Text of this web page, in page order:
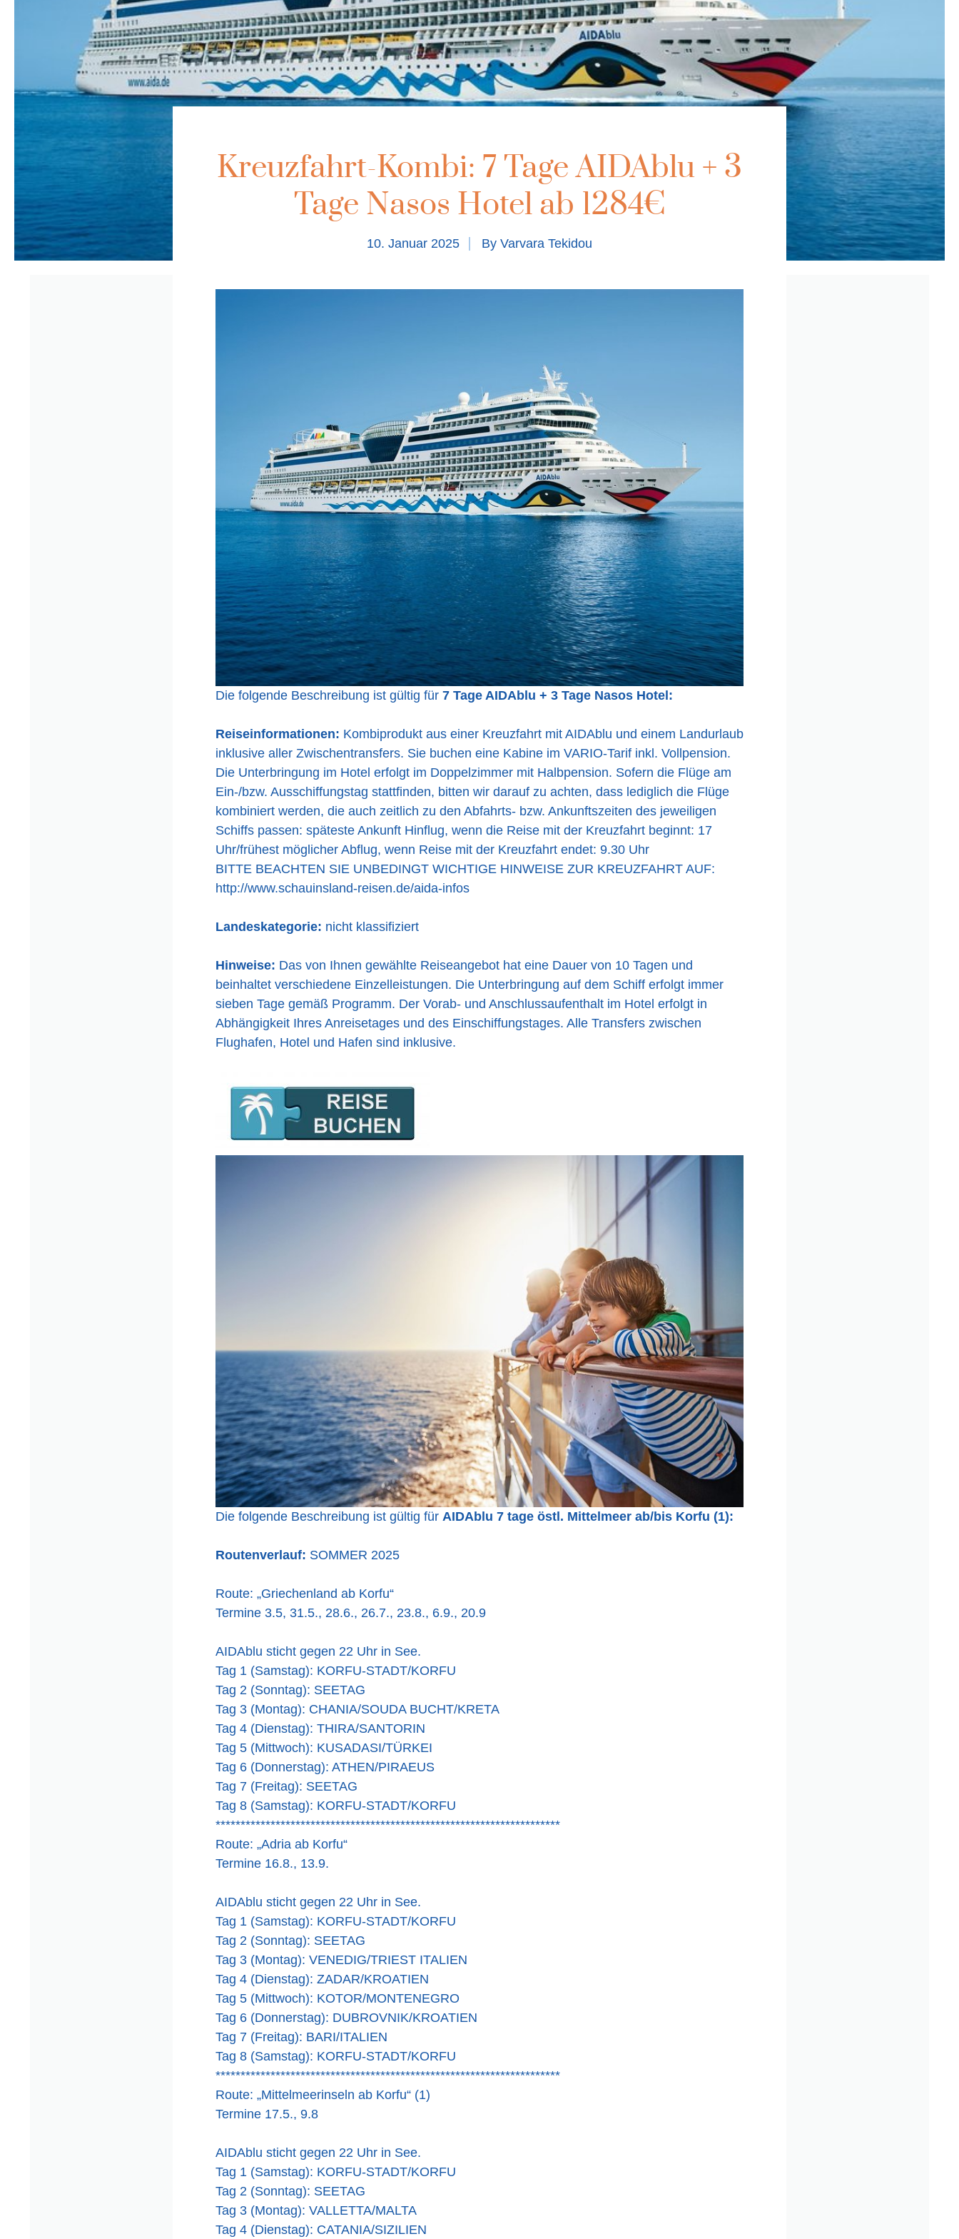
Kreuzfahrt-Kombi: 7 Tage AIDAblu + 3
Tage Nasos Hotel ab 1284€
10. Januar 2025 By Varvara Tekidou
Die folgende Beschreibung ist gültig für 7 Tage AIDAblu + 3 Tage Nasos Hotel:
Reiseinformationen: Kombiprodukt aus einer Kreuzfahrt mit AIDAblu und einem Landurlaub
inklusive aller Zwischentransfers. Sie buchen eine Kabine im VARIO-Tarif inkl. Vollpension.
Die Unterbringung im Hotel erfolgt im Doppelzimmer mit Halbpension. Sofern die Flüge am
Ein-/bzw. Ausschiffungstag stattfinden, bitten wir darauf zu achten, dass lediglich die Flüge
kombiniert werden, die auch zeitlich zu den Abfahrts- bzw. Ankunftszeiten des jeweiligen
Schiffs passen: späteste Ankunft Hinflug, wenn die Reise mit der Kreuzfahrt beginnt: 17
Uhr/frühest möglicher Abflug, wenn Reise mit der Kreuzfahrt endet: 9.30 Uhr
BITTE BEACHTEN SIE UNBEDINGT WICHTIGE HINWEISE ZUR KREUZFAHRT AUF:
http://www.schauinsland-reisen.de/aida-infos
Landeskategorie: nicht klassifiziert
Hinweise: Das von Ihnen gewählte Reiseangebot hat eine Dauer von 10 Tagen und
beinhaltet verschiedene Einzelleistungen. Die Unterbringung auf dem Schiff erfolgt immer
sieben Tage gemäß Programm. Der Vorab- und Anschlussaufenthalt im Hotel erfolgt in
Abhängigkeit Ihres Anreisetages und des Einschiffungstages. Alle Transfers zwischen
Flughafen, Hotel und Hafen sind inklusive.
Die folgende Beschreibung ist gültig für AIDAblu 7 tage östl. Mittelmeer ab/bis Korfu (1):
Routenverlauf: SOMMER 2025
Route: „Griechenland ab Korfu“
Termine 3.5, 31.5., 28.6., 26.7., 23.8., 6.9., 20.9
AIDAblu sticht gegen 22 Uhr in See.
Tag 1 (Samstag): KORFU-STADT/KORFU
Tag 2 (Sonntag): SEETAG
Tag 3 (Montag): CHANIA/SOUDA BUCHT/KRETA
Tag 4 (Dienstag): THIRA/SANTORIN
Tag 5 (Mittwoch): KUSADASI/TÜRKEI
Tag 6 (Donnerstag): ATHEN/PIRAEUS
Tag 7 (Freitag): SEETAG
Tag 8 (Samstag): KORFU-STADT/KORFU
*********************************************************************
Route: „Adria ab Korfu“
Termine 16.8., 13.9.
AIDAblu sticht gegen 22 Uhr in See.
Tag 1 (Samstag): KORFU-STADT/KORFU
Tag 2 (Sonntag): SEETAG
Tag 3 (Montag): VENEDIG/TRIEST ITALIEN
Tag 4 (Dienstag): ZADAR/KROATIEN
Tag 5 (Mittwoch): KOTOR/MONTENEGRO
Tag 6 (Donnerstag): DUBROVNIK/KROATIEN
Tag 7 (Freitag): BARI/ITALIEN
Tag 8 (Samstag): KORFU-STADT/KORFU
*********************************************************************
Route: „Mittelmeerinseln ab Korfu“ (1)
Termine 17.5., 9.8
AIDAblu sticht gegen 22 Uhr in See.
Tag 1 (Samstag): KORFU-STADT/KORFU
Tag 2 (Sonntag): SEETAG
Tag 3 (Montag): VALLETTA/MALTA
Tag 4 (Dienstag): CATANIA/SIZILIEN